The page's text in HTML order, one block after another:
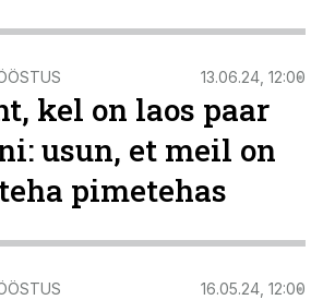
13.06.24, 12:00
kel on laos paar
usun, et meil on
pimetehas
16.05.24, 12:00